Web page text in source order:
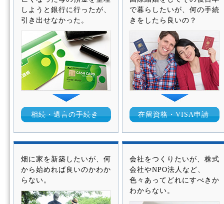
しようと銀行に行ったが、
引き出せなかった。
相続・遺言の手続き
で暮らしたいが、何の手続
きをしたら良いの？
在留資格・VISA申請
畑に家を新築したいが、何
から始めれば良いのかわか
らない。
会社をつくりたいが、株式
会社やNPO法人など、
色々あってどれにすべきか
わからない。